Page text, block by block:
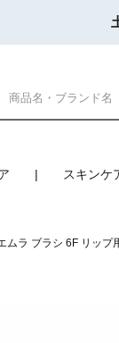
スキンケ
ムラ ブラシ 6F リップ